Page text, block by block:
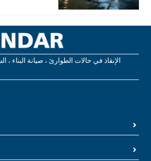
الإنقاذ في حالات الطوارئ ، صيانة البناء ،